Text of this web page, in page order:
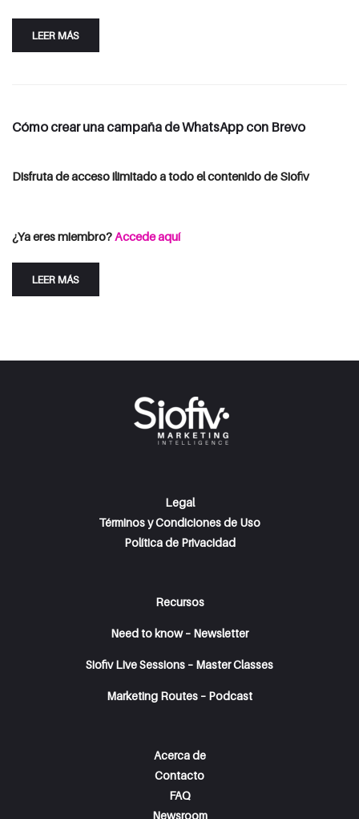
LEER MÁS
Cómo crear una campaña de WhatsApp con Brevo
Disfruta de acceso ilimitado a todo el contenido de Siofiv
¿Ya eres miembro?Accede aquí
LEER MÁS
Legal
Términos y Condiciones de Uso
Política de Privacidad
Recursos
Need to know – Newsletter
Siofiv Live Sessions – Master Classes
Marketing Routes – Podcast
Acerca de
Contacto
FAQ
Newsroom